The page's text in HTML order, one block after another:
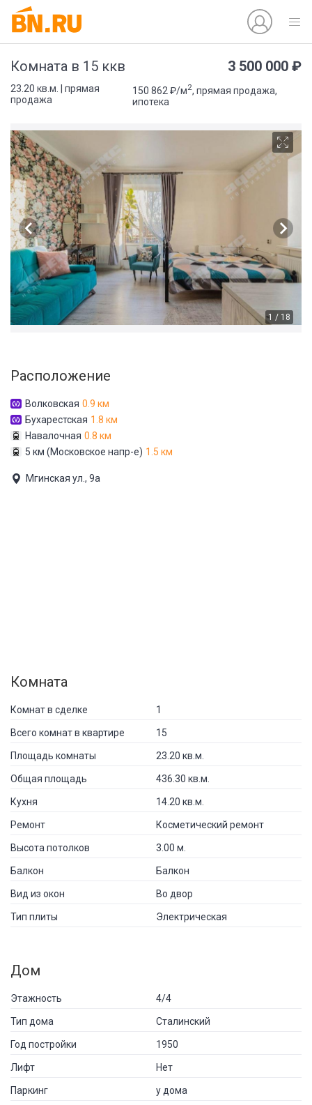
Комната в 15 ккв 3 500 000 ₽
23.20 кв.м. | прямая
продажа
150 862 ₽/м2, прямая продажа,
ипотека
1 / 18
Расположение
Волковская 0.9 км
Бухарестская 1.8 км
Навалочная 0.8 км
5 км (Московское напр-е) 1.5 км
Мгинская ул., 9а
Комната
Комнат в сделке 1
Всего комнат в квартире 15
Площадь комнаты 23.20 кв.м.
Общая площадь 436.30 кв.м.
Кухня 14.20 кв.м.
Ремонт Косметический ремонт
Высота потолков 3.00 м.
Балкон Балкон
Вид из окон Во двор
Тип плиты Электрическая
Дом
Этажность 4/4
Тип дома Сталинский
Год постройки 1950
Лифт Нет
Паркинг у дома